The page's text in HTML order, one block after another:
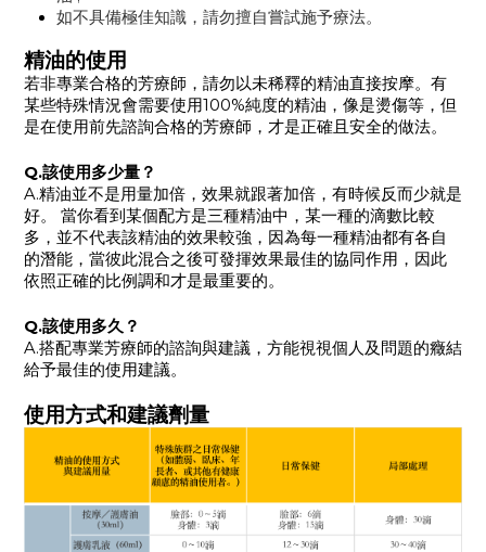
如不具備極佳知識，請勿擅自嘗試施予療法。
精油的使用
若非專業合格的芳療師，請勿以未稀釋的精油直接按摩。有
某些特殊情況會需要使用100%純度的精油，像是燙傷等，但
是在使用前先諮詢合格的芳療師，才是正確且安全的做法。
Q.該使用多少量？
A.精油並不是用量加倍，效果就跟著加倍，有時候反而少就是
好。 當你看到某個配方是三種精油中，某一種的滴數比較
多，並不代表該精油的效果較強，因為每一種精油都有各自
的潛能，當彼此混合之後可發揮效果最佳的協同作用，因此
依照正確的比例調和才是最重要的。
Q.該使用多久？
A.搭配專業芳療師的諮詢與建議，方能視視個人及問題的癥結
給予最佳的使用建議。
使用方式和建議劑量